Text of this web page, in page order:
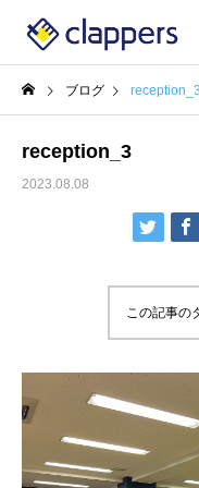
ブログ reception_3
reception_3
2023.08.08
この記事の